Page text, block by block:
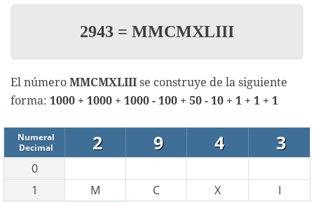
2943 = MMCMXLIII
El número MMCMXLIII se construye de la siguiente
forma: 1000 + 1000 + 1000 - 100 + 50 - 10 + 1 + 1 + 1
Numeral
Decimal
2 9 4 3
0
1
M C X
I